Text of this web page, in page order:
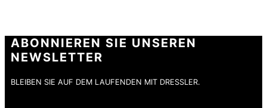
ABONNIEREN SIE UNSEREN
NEWSLETTER
BLEIBEN SIE AUF DEM LAUFENDEN MIT DRESSLER.